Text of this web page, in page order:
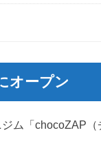
オープン
ム「chocoZAP